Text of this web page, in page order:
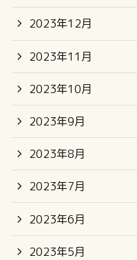
2023年12月
2023年11月
2023年10月
2023年9月
2023年8月
2023年7月
2023年6月
2023年5月